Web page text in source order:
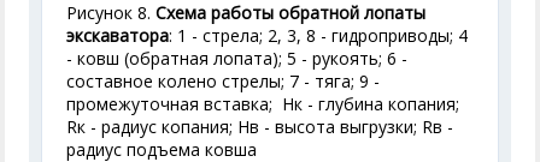
Рисунок 8.Схема работы обратной лопаты
экскаватора: 1 - стрела; 2, 3, 8 - гидроприводы; 4
- ковш (обратная лопата); 5 - рукоять; 6 -
составное колено стрелы; 7 - тяга; 9 -
промежуточная вставка; Нк - глубина копания;
Rк - радиус копания; Нв - высота выгрузки; Rв -
радиус подъема ковша